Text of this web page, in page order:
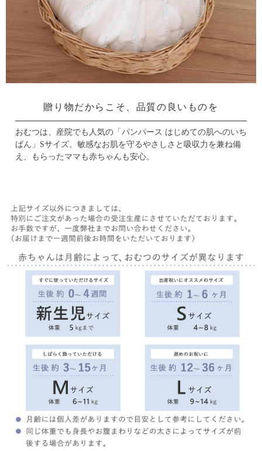
贈り物だからこそ、品質の良いものを
おむつは、産院でも人気の「パンパース はじめての肌へのいち
ばん」Sサイズ。 敏感なお肌を守るやさしさと吸収力を兼ね備
え、もらったママも赤ちゃんも安心。